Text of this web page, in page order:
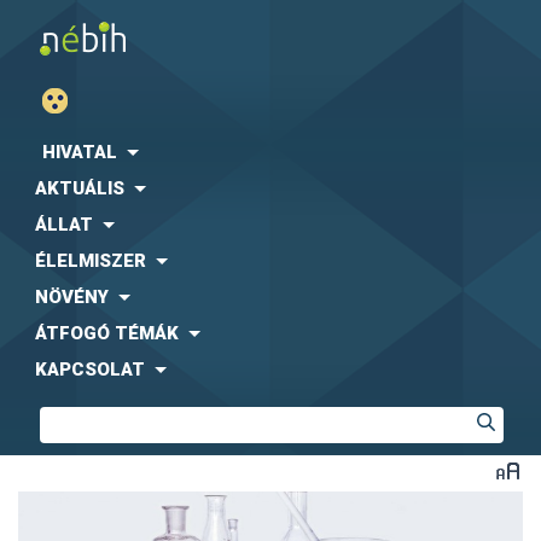
HIVATAL
AKTUÁLIS
ÁLLAT
ÉLELMISZER
NÖVÉNY
ÁTFOGÓ TÉMÁK
KAPCSOLAT